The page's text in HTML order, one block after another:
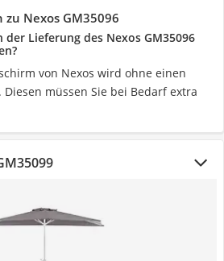
Nexos GM35096
Lieferung des Nexos GM35096
von Nexos wird ohne einen
müssen Sie bei Bedarf extra